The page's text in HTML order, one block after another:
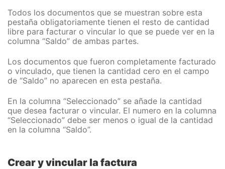
Todos los documentos que se muestran sobre esta
pestaña obligatoriamente tienen el resto de cantidad
libre para facturar o vincular lo que se puede ver en la
columna “Saldo” de ambas partes.
Los documentos que fueron completamente facturado
o vinculado, que tienen la cantidad cero en el campo
de “Saldo” no aparecen en esta pestaña.
En la columna “Seleccionado” se añade la cantidad
que desea facturar o vincular. El numero en la columna
“Seleccionado” debe ser menos o igual de la cantidad
en la columna “Saldo”.
Crear y vincular la factura